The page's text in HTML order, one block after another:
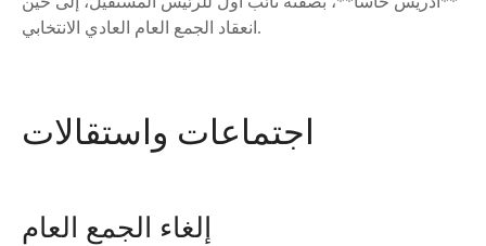
انعقاد الجمع العام العادي الانتخابي.
اجتماعات واستقالات
إلغاء الجمع العام